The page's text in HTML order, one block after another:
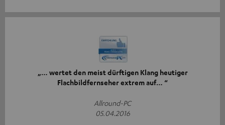
„… wertet den meist dürftigen Klang heutiger
Flachbildfernseher extrem auf… “
Allround-PC
05.04.2016